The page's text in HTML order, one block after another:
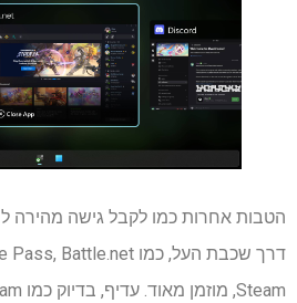
הטבות אחרות כמו לקבל גישה מהירה ל